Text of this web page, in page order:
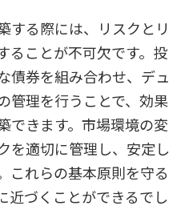
する際には、リスクとリ
ることが不可欠です。投
債券を組み合わせ、デュ
管理を行うことで、効果
できます。市場環境の変
を適切に管理し、安定し
これらの基本原則を守る
近づくことができるでし